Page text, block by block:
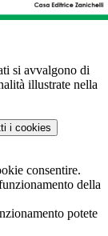
si avvalgono di
illustrate nella
i cookies
consentire.
della
potete